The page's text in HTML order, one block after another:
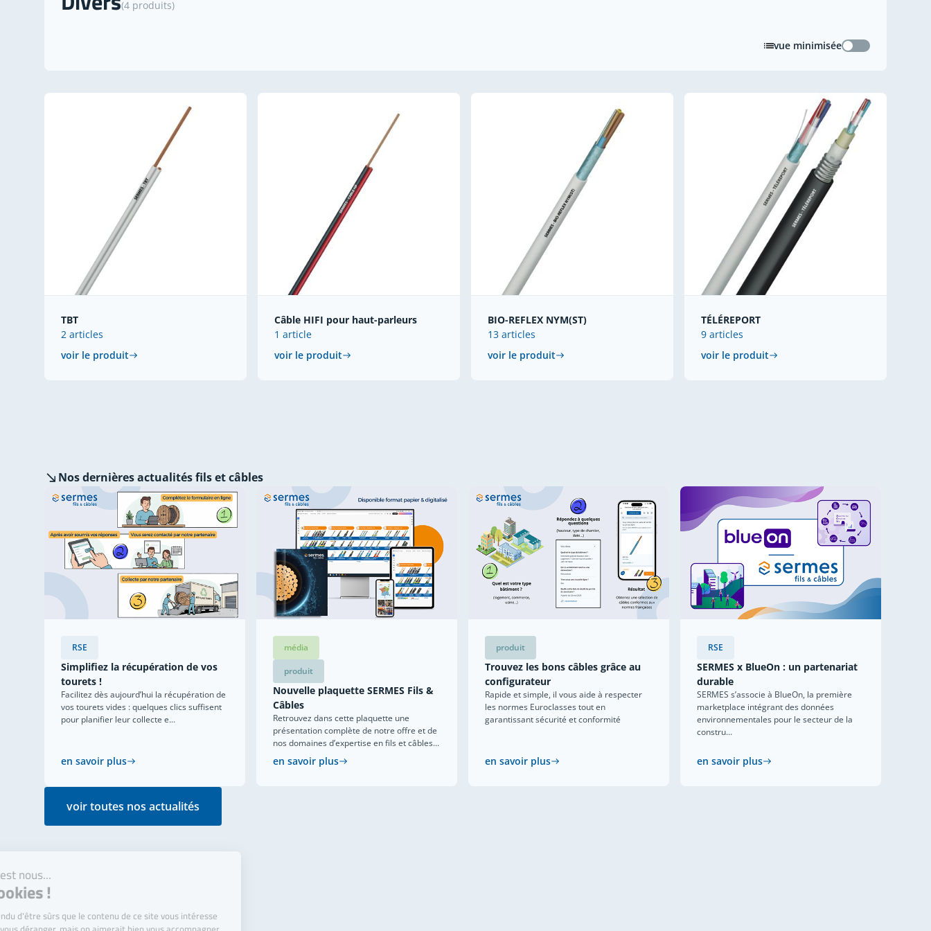
(4 produits)
vue minimiséevue minimisée
TBT
2 articles
voir le produit
Câble HIFI pour haut-parleurs
1 article
voir le produit
BIO-REFLEX NYM(ST)
13 articles
voir le produit
TÉLÉREPORT
9 articles
voir le produit
Nos dernièresactualités fils et câbles
RSE
Simplifiez la récupération de vos
tourets !
Facilitez dès aujourd’hui la récupération de
vos tourets vides : quelques clics suffisent
pour planifier leur collecte e...
en savoir plus
média
produit
Nouvelle plaquette SERMES Fils &
Câbles
Retrouvez dans cette plaquette une
présentation complète de notre offre et de
nos domaines d’expertise en fils et câbles...
en savoir plus
produit
Trouvez les bons câbles grâce au
configurateur
Rapide et simple, il vous aide à respecter
les normes Euroclasses tout en
garantissant sécurité et conformité
en savoir plus
RSE
SERMES x BlueOn : un partenariat
durable
SERMES s’associe à BlueOn, la première
marketplace intégrant des données
environnementales pour le secteur de la
constru...
en savoir plus
voir toutes nos actualités